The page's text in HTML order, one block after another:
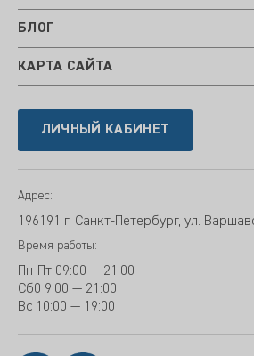
БЛОГ
КАРТА САЙТА
ЛИЧНЫЙ КАБИНЕТ
Адрес:
196191 г. Санкт-Петербург, ул.
Время работы:
Пн-Пт 09:00 — 21:00
Сб0 9:00 — 21:00
Вс 10:00 — 19:00